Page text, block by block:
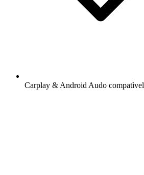
Carplay & Android Audo compatìvel